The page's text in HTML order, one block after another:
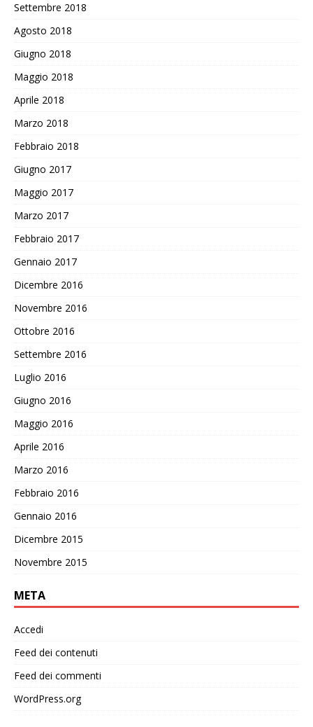
Settembre 2018
Agosto 2018
Giugno 2018
Maggio 2018
Aprile 2018
Marzo 2018
Febbraio 2018
Giugno 2017
Maggio 2017
Marzo 2017
Febbraio 2017
Gennaio 2017
Dicembre 2016
Novembre 2016
Ottobre 2016
Settembre 2016
Luglio 2016
Giugno 2016
Maggio 2016
Aprile 2016
Marzo 2016
Febbraio 2016
Gennaio 2016
Dicembre 2015
Novembre 2015
META
Accedi
Feed dei contenuti
Feed dei commenti
WordPress.org